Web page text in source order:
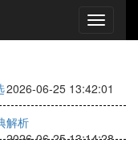
2026-06-25 13:42:01
解析
2026-06-25 13:14:28